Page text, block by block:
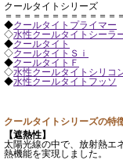
クールタイトシリーズ
＝＝＝＝＝＝＝＝＝＝＝＝
◆クールタイトプライマー
◇水性クールタイトシーラ
◆クールタイト
◇クールタイトＳｉ
◆クールタイトＦ
◇水性クールタイトシリコ
◆水性クールタイトフッソ
クールタイトシリーズの特
【遮熱性】
太陽光線の中で、放射熱エ
熱機能を実現しました。